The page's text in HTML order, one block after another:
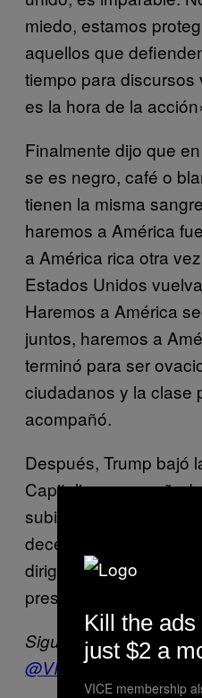
miedo, estamos
aquellos que
tiempo para
es la hora de la
Finalmente dijo que
se es negro, café o
tienen la misma
haremos a América
a América rica otra
Estados Unidos
Haremos a América
juntos, haremos a
terminó para ser
ciudadanos y la clase
acompañó.
Después, Trump bajó
Capitolio,
subió a una camioneta
decenas de guardias
dirigirse a su primer
presidente de Estados
Sigue a VICE News en
@VICENewsES
Kill the ads
just $2 a
VICE membership